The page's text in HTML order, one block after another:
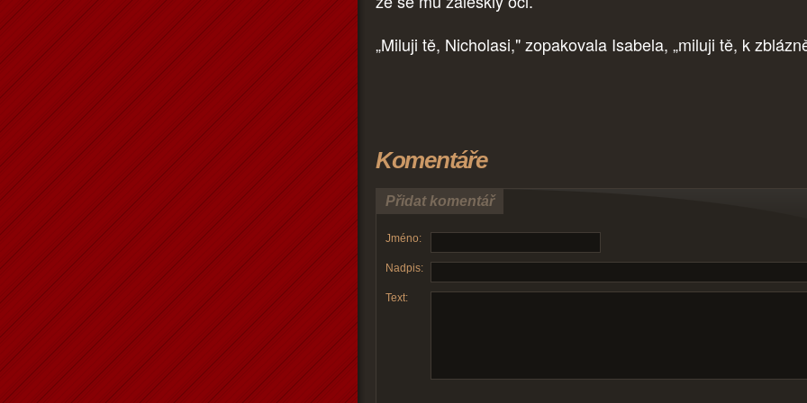
„Miluji tě, Nicholasi," zopakovala Isabela, „miluji tě, k
Komentáře
Přidat komentář
Jméno:
Nadpis:
Text: